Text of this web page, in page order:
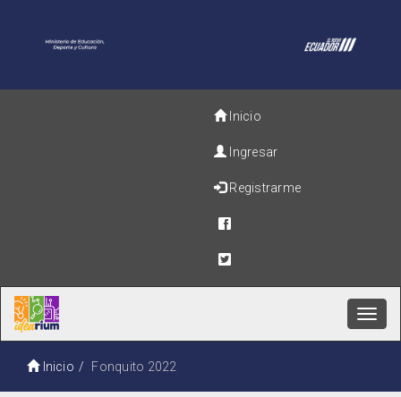
Inicio
Ingresar
Registrarme
Inicio Fonquito 2022